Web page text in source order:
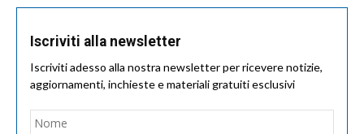
Iscriviti alla newsletter
Iscriviti adesso alla nostra newsletter per ricevere notizie,
aggiornamenti, inchieste e materiali gratuiti esclusivi
Nome